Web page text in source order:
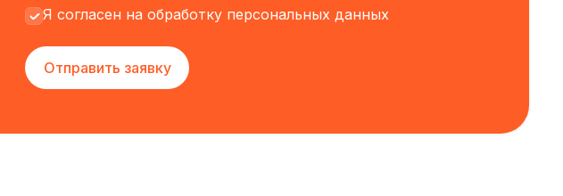
Я согласен на обработку персональных данных
Отправить заявку